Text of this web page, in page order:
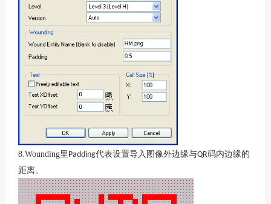
8.Wounding里 Padding代表设置导入图像外边缘与QR码内边缘的
距离。